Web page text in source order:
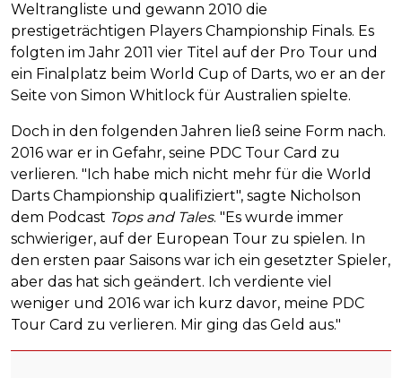
Weltrangliste und gewann 2010 die
prestigeträchtigen Players Championship Finals. Es
folgten im Jahr 2011 vier Titel auf der Pro Tour und
ein Finalplatz beim World Cup of Darts, wo er an der
Seite von Simon Whitlock für Australien spielte.
Doch in den folgenden Jahren ließ seine Form nach.
2016 war er in Gefahr, seine PDC Tour Card zu
verlieren. "Ich habe mich nicht mehr für die World
Darts Championship qualifiziert", sagte Nicholson
dem Podcast Tops and Tales. "Es wurde immer
schwieriger, auf der European Tour zu spielen. In
den ersten paar Saisons war ich ein gesetzter Spieler,
aber das hat sich geändert. Ich verdiente viel
weniger und 2016 war ich kurz davor, meine PDC
Tour Card zu verlieren. Mir ging das Geld aus."